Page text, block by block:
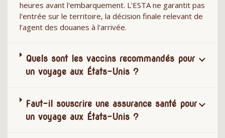
heures avant l'embarquement. L'ESTA ne garantit pas
l'entrée sur le territoire, la décision finale relevant de
l'agent des douanes à l'arrivée.
Quels sont les vaccins recommandés pour
un voyage aux États-Unis ?
Faut-il souscrire une assurance santé pour
un voyage aux États-Unis ?